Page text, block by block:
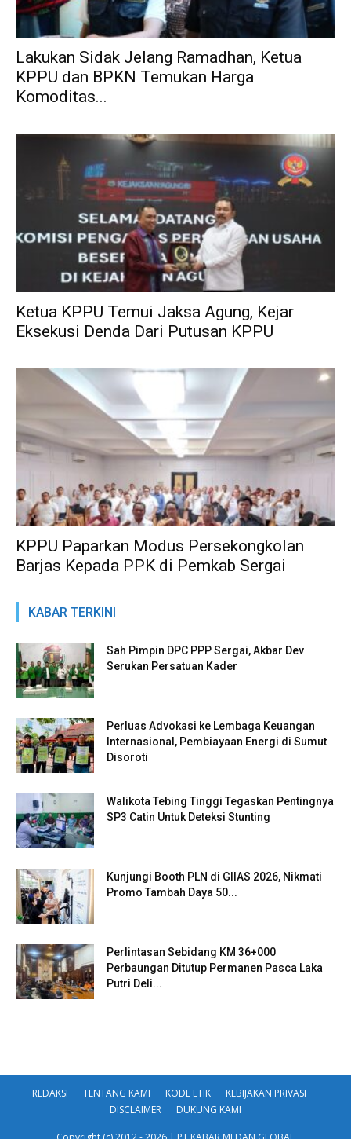
Lakukan Sidak Jelang Ramadhan, Ketua
KPPU dan BPKN Temukan Harga
Komoditas...
Ketua KPPU Temui Jaksa Agung, Kejar
Eksekusi Denda Dari Putusan KPPU
KPPU Paparkan Modus Persekongkolan
Barjas Kepada PPK di Pemkab Sergai
KABAR TERKINI
Sah Pimpin DPC PPP Sergai, Akbar Dev
Serukan Persatuan Kader
Perluas Advokasi ke Lembaga Keuangan
Internasional, Pembiayaan Energi di Sumut
Disoroti
Walikota Tebing Tinggi Tegaskan Pentingnya
SP3 Catin Untuk Deteksi Stunting
Kunjungi Booth PLN di GIIAS 2026, Nikmati
Promo Tambah Daya 50...
Perlintasan Sebidang KM 36+000
Perbaungan Ditutup Permanen Pasca Laka
Putri Deli...
REDAKSI TENTANG KAMI KODE ETIK
KEBIJAKAN PRIVASI
DISCLAIMER
DUKUNG KAMI